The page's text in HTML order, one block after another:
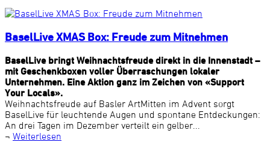
BaselLive XMAS Box: Freude zum Mitnehmen
BaselLive bringt Weihnachtsfreude direkt in die Innenstadt –
mit Geschenkboxen voller Überraschungen lokaler
Unternehmen. Eine Aktion ganz im Zeichen von «Support
Your Locals».
Weihnachtsfreude auf Basler ArtMitten im Advent sorgt
BaselLive für leuchtende Augen und spontane Entdeckungen:
An drei Tagen im Dezember verteilt ein gelber...
¬ Weiterlesen